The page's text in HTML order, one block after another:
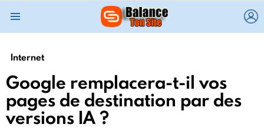
Internet
Google remplacera-t-il vos
pages de destination par des
versions IA ?